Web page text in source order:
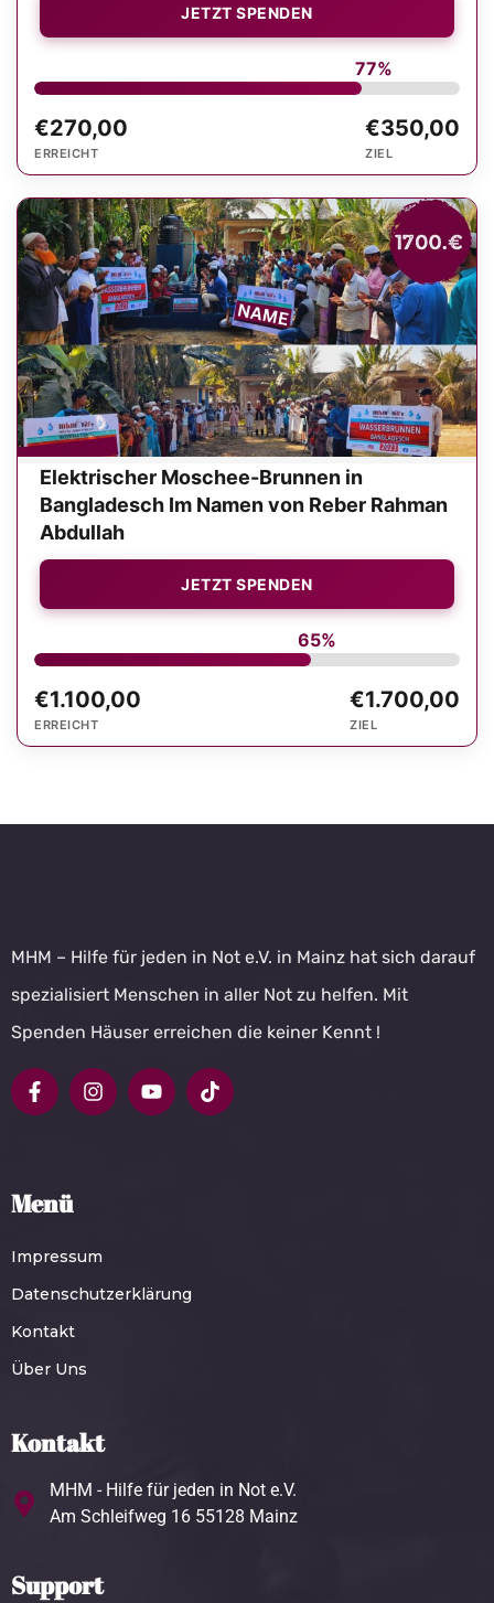
JETZT SPENDEN
77%
€270,00
ERREICHT
€350,00
ZIEL
Elektrischer Moschee-Brunnen in
Bangladesch Im Namen von Reber Rahman
Abdullah
JETZT SPENDEN
65%
€1.100,00
ERREICHT
€1.700,00
ZIEL
MHM – Hilfe für jeden in Not e.V. in Mainz hat sich darauf
spezialisiert Menschen in aller Not zu helfen. Mit
Spenden Häuser erreichen die keiner Kennt !
Menü
Impressum
Datenschutzerklärung
Kontakt
Über Uns
Kontakt
MHM - Hilfe für jeden in Not e.V.
Am Schleifweg 16 55128 Mainz
Support